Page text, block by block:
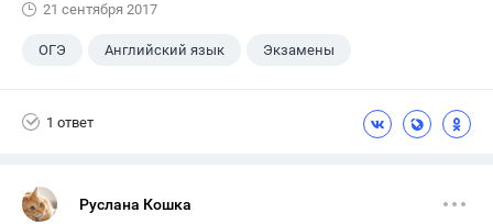
21 сентября 2017
ОГЭ Английский язык Экзамены
1 ответ
Руслана Кошка